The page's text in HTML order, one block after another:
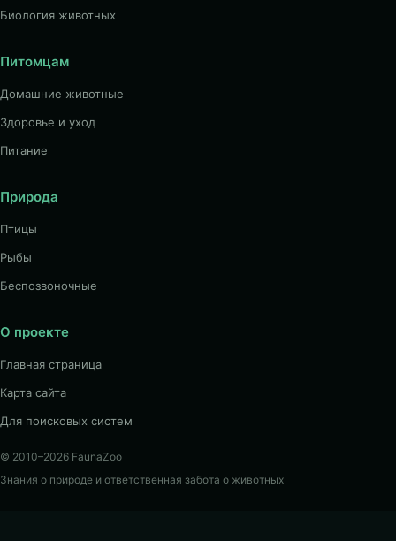
Биология животных
Питомцам
Домашние животные
Здоровье и уход
Питание
Природа
Птицы
Рыбы
Беспозвоночные
О проекте
Главная страница
Карта сайта
Для поисковых систем
© 2010–2026 FaunaZoo
Знания о природе и ответственная забота о животных